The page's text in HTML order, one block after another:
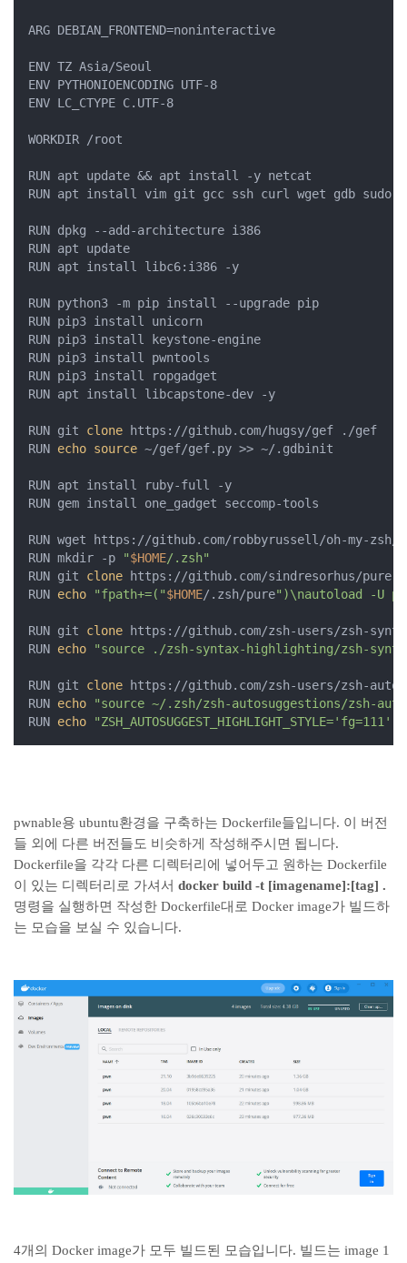
ARG DEBIAN_FRONTEND=noninteractive
ENV TZ Asia/Seoul
ENV PYTHONIOENCODING UTF-8
ENV LC_CTYPE C.UTF-8
WORKDIR /root
RUN apt update && apt install -y netcat
RUN apt install vim git gcc ssh curl wget gdb
RUN dpkg --add-architecture i386
RUN apt update
RUN apt install libc6:i386 -y
RUN python3 -m pip install --upgrade pip
RUN pip3 install unicorn
RUN pip3 install keystone-engine
RUN pip3 install pwntools
RUN pip3 install ropgadget
RUN apt install libcapstone-dev -y
RUN git clone https://github.com/hugsy/gef ./gef
RUN echo source ~/gef/gef.py >> ~/.gdbinit
RUN apt install ruby-full -y
RUN gem install one_gadget seccomp-tools
RUN wget https://github.com/robbyrussell/oh-my-
RUN mkdir -p
"$HOME/.zsh"
RUN git clone https://github.com/sindresorhus/
RUN echo "fpath+=("$HOME/.zsh/pure")\nautoload -U
RUN git clone https://github.com/zsh-users/zsh-
RUN echo "source ./zsh-syntax-highlighting/zsh-
RUN git clone https://github.com/zsh-users/zsh-
RUN echo
"source ~/.zsh/zsh-autosuggestions/zsh-
RUN echo "ZSH_AUTOSUGGEST_HIGHLIGHT_STYLE='fg=111'"
pwnable용 ubuntu환경을 구축하는 Dockerfile들입니다. 이 버전
들 외에 다른 버전들도 비슷하게 작성해주시면 됩니다.
Dockerfile을 각각 다른 디렉터리에 넣어두고 원하는 Dockerfile
이 있는 디렉터리로 가셔서 docker build -t [imagename]:[tag] .
명령을 실행하면 작성한 Dockerfile대로 Docker image가 빌드하
는 모습을 보실 수 있습니다.
4개의 Docker image가 모두 빌드된 모습입니다. 빌드는 image 1